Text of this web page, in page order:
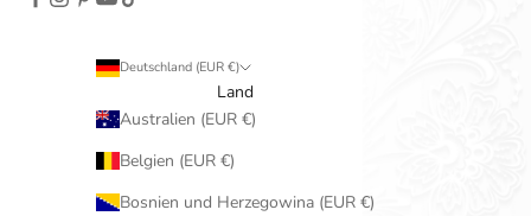
Deutschland (EUR €)
Land
Australien (EUR €)
Belgien (EUR €)
Bosnien und Herzegowina (EUR €)